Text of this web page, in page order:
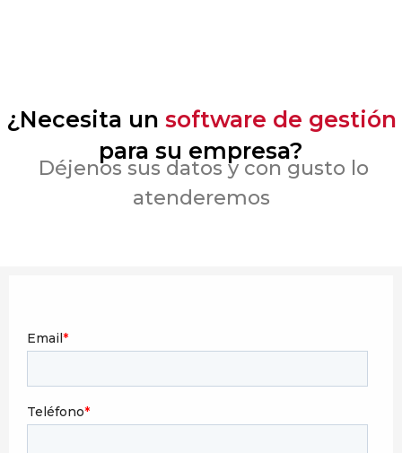
¿Necesita un software de gestión
para su empresa?
Déjenos sus datos y con gusto lo
atenderemos